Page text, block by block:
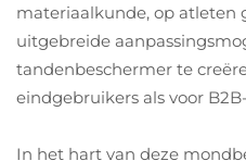
materiaalkunde, op atleten
uitgebreide
tandenbeschermer te
eindgebruikers als voor
In het hart van deze